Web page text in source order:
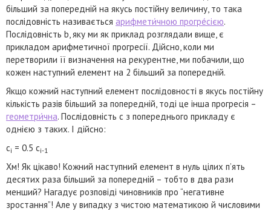
більший за попередній на якусь постійну величину, то така
послідовність називається арифмети́чною прогре́сією.
Послідовність b, яку ми як приклад розглядали вище, є
прикладом арифметичної прогресії. Дійсно, коли ми
перетворили її визначення на рекурентне, ми побачили, що
кожен наступний елемент на 2 більший за попередній.
Якщо кожний наступний елемент послідовності в якусь постійну
кількість разів більший за попередній, тоді це інша прогресія –
геометри́чна. Послідовність c з попереднього прикладу є
однією з таких. І дійсно:
ci = 0.5 ci-1
Хм! Як цікаво! Кожний наступний елемент в нуль цілих п’ять
десятих раза більший за попередній – тобто в два рази
менший? Нагадує розповіді чиновників про “негативне
зростання”! Але у випадку з чистою математикою й числовими